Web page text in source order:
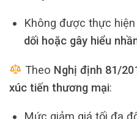
Không được thực
dối hoặc gây hiểu
Theo Nghị định 81/
xúc tiến thương mại:
Mức giảm giá tối đa